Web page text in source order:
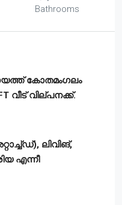
Bathrooms
കോതമംഗലം
വീട് വില്പനക്ക്.
ലിവിങ്,
എന്നീ